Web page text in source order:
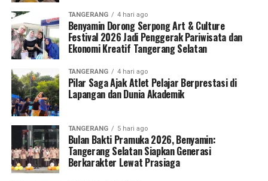
TANGERANG 4 hari ago
Benyamin Dorong Serpong Art & Culture
Festival 2026 Jadi Penggerak Pariwisata dan
Ekonomi Kreatif Tangerang Selatan
TANGERANG 4 hari ago
Pilar Saga Ajak Atlet Pelajar Berprestasi di
Lapangan dan Dunia Akademik
TANGERANG 5 hari ago
Bulan Bakti Pramuka 2026, Benyamin:
Tangerang Selatan Siapkan Generasi
Berkarakter Lewat Prasiaga